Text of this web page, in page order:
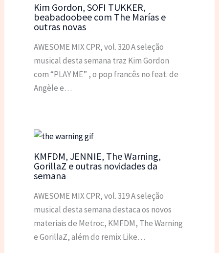
Kim Gordon, SOFI TUKKER,
beabadoobee com The Marías e
outras novas
AWESOME MIX CPR, vol. 320 A seleção
musical desta semana traz Kim Gordon
com “PLAY ME” , o pop francês no feat. de
Angèle e…
KMFDM, JENNIE, The Warning,
GorillaZ e outras novidades da
semana
AWESOME MIX CPR, vol. 319 A seleção
musical desta semana destaca os novos
materiais de Metroc, KMFDM, The Warning
e GorillaZ, além do remix Like…